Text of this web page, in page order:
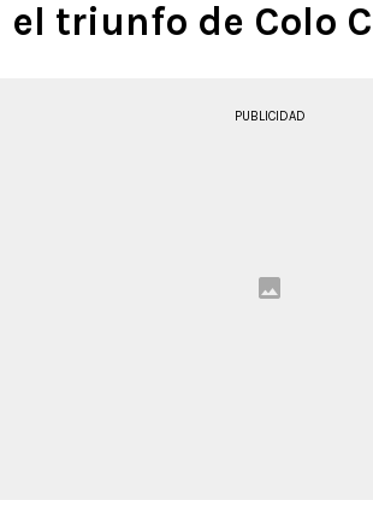
el triunfo de Colo
PUBLICIDAD